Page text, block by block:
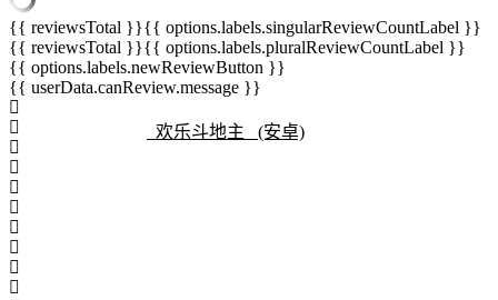
欢乐斗地主 (安卓)
{{ reviewsTotal }}{{ options.labels.singularReviewCountLabel }}
{{ reviewsTotal }}{{ options.labels.pluralReviewCountLabel }}
{{ options.labels.newReviewButton }}
{{ userData.canReview.message }}